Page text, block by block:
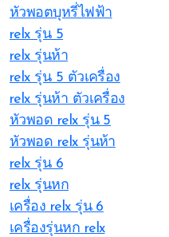
หัวพอตบุหรี่ไฟฟ้า
relx รุ่น 5
relx รุ่นห้า
relx รุ่น 5 ตัวเครื่อง
relx รุ่นห้า ตัวเครื่อง
หัวพอด relx รุ่น 5
หัวพอด relx รุ่นห้า
relx รุ่น 6
relx รุ่นหก
เครื่อง relx รุ่น 6
เครื่องรุ่นหก relx